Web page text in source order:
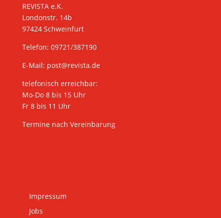
REVISTA e.K.
Londonstr. 14b
97424 Schweinfurt
Telefon: 09721/387190
E-Mail: post@revista.de
telefonisch erreichbar:
Mo-Do 8 bis 15 Uhr
Fr 8 bis 11 Uhr
Termine nach Vereinbarung
Impressum
Jobs